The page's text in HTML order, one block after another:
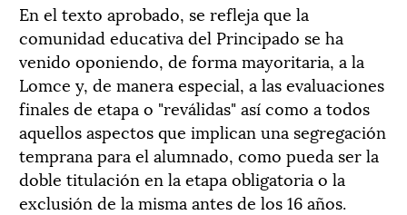
En el texto aprobado, se refleja que la
comunidad educativa del Principado se ha
venido oponiendo, de forma mayoritaria, a la
Lomce y, de manera especial, a las evaluaciones
finales de etapa o "reválidas" así como a todos
aquellos aspectos que implican una segregación
temprana para el alumnado, como pueda ser la
doble titulación en la etapa obligatoria o la
exclusión de la misma antes de los 16 años.